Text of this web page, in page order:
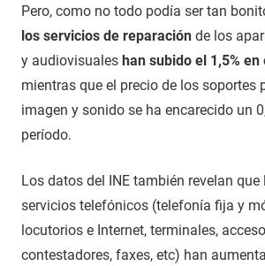
Pero, como no todo podía ser tan
los servicios de reparación de los
y audiovisuales han subido el 1,5%
mientras que el precio de los soportes
imagen y sonido se ha encarecido un
período.
Los datos del INE también revelan
servicios telefónicos (telefonía fija y
locutorios e Internet, terminales,
contestadores, faxes, etc) han